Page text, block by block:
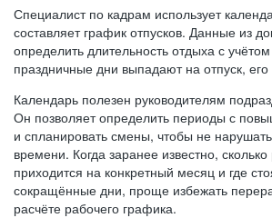
Специалист по кадрам использует
составляет график отпусков. Данные из
определить длительность отдыха с
праздничные дни выпадают на отпуск,
Календарь полезен руководителям
Он позволяет определить периоды с
и спланировать смены, чтобы не
времени. Когда заранее известно,
приходится на конкретный месяц и где
сокращённые дни, проще избежать
расчёте рабочего графика.